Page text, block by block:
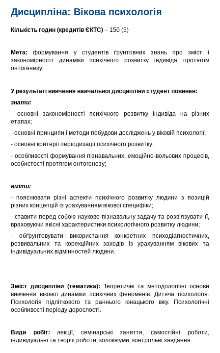
Дисципліна: Вікова психологія
Кількість годин (кредитів ЄКТС) – 150 (5)
Мета: формування у студентів ґрунтовних знань про зміст і
закономірності динаміки психічного розвитку індивіда протягом
онтогенезу.
У результаті вивчення навчальної дисципліни студент повинен:
знати:
- основні закономірності психічного розвитку індивіда на різних
етапах;
- основні принципи і методи побудови досліджень у віковій психології;
- основні критерії періодизації психічного розвитку;
- особливості формування пізнавальних, емоційно-вольових процесів,
особистості протягом онтогенезу;
вміти:
- пояснювати різні аспекти психічного розвитку людини з позицій
різних концепцій із урахуванням вікової специфіки;
- ставити перед собою науково-пізнавальну задачу та розв’язувати її,
враховуючи якісні характеристики психологічного розвитку людини;
- обґрунтовувати використання конкретних психодіагностичних,
розвивальних та корекційних заходів із урахуванням вікових та
індивідуальних відмінностей людини.
Зміст дисципліни (тематика): Теоретичні та методологічні основи
вивчення вікової динаміки психічних феноменів. Дитяча психологія.
Психологія підліткового та раннього юнацького віку. Психологічні
особливості періоду дорослості.
Види робіт: лекції, семінарські заняття, самостійні роботи,
індивідуальні та творчі роботи, колоквіуми, контрольні завдання.